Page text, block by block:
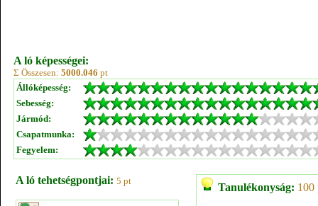
A ló képességei:
Σ Összesen: 5000.046 pt
Állóképesség:
Sebesség:
Jármód:
Csapatmunka:
Fegyelem:
A ló tehetségpontjai: 5 pt
Tanulékonyság: 100